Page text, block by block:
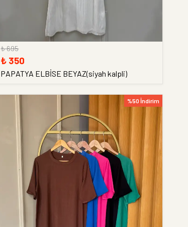
₺ 695
₺ 350
PAPATYA ELBİSE BEYAZ(siyah kalpli)
%50 İndirim